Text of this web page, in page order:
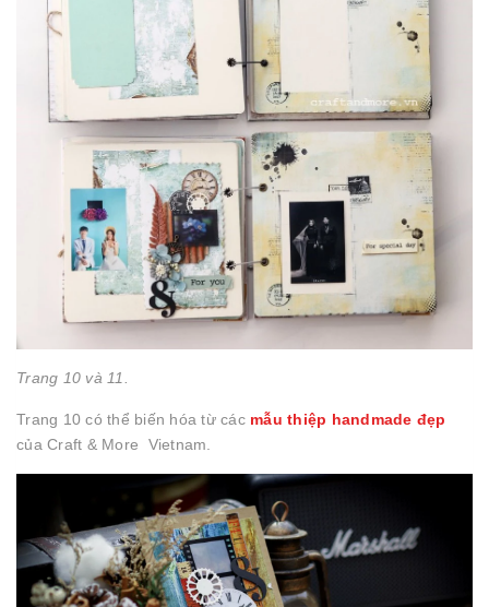
Trang 10 và 11.
Trang 10 có thể biến hóa từ cácmẫu thiệp handmade đẹp
của Craft & More Vietnam.